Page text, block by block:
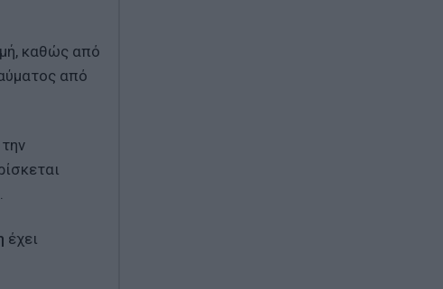
καθώς από
από
έχει